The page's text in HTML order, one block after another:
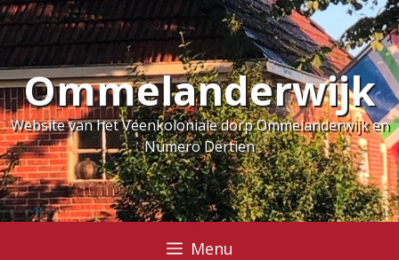
Ga
naar
de
inhoudOmmelanderwijk
Website van het Veenkoloniale dorp Ommelanderwijk en
Numero Dertien
Menu